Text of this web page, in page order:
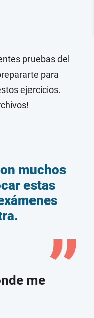
pruebas del
para
ejercicios.
muchos
estas
me